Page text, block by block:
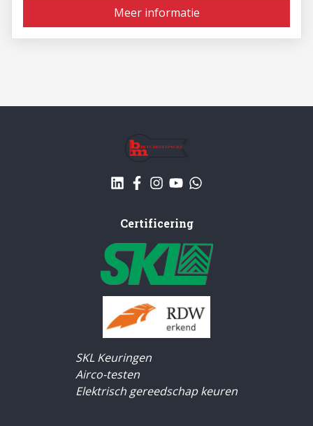
Meer informatie
Certificering
SKL Keuringen
Airco-testen
Elektrisch gereedschap keuren